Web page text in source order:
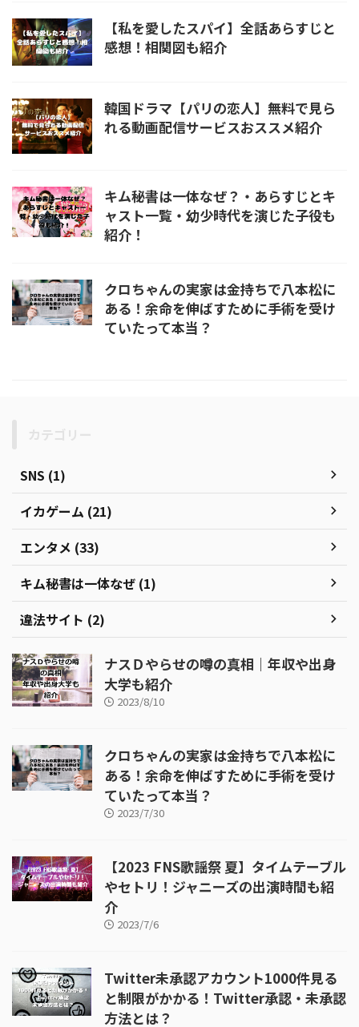
【私を愛したスパイ】全話あらすじと
感想！相関図も紹介
韓国ドラマ【パリの恋人】無料で見ら
れる動画配信サービスおススメ紹介
キム秘書は一体なぜ？・あらすじとキ
ャスト一覧・幼少時代を演じた子役も
紹介！
クロちゃんの実家は金持ちで八本松に
ある！余命を伸ばすために手術を受け
ていたって本当？
SNS (1)
イカゲーム (21)
エンタメ (33)
キム秘書は一体なぜ (1)
違法サイト (2)
ナスＤやらせの噂の真相｜年収や出身
大学も紹介
2023/8/10
クロちゃんの実家は金持ちで八本松に
ある！余命を伸ばすために手術を受け
ていたって本当？
2023/7/30
【2023 FNS歌謡祭 夏】タイムテーブル
やセトリ！ジャニーズの出演時間も紹
介
2023/7/6
Twitter未承認アカウント1000件見る
と制限がかかる！Twitter承認・未承認
方法とは？